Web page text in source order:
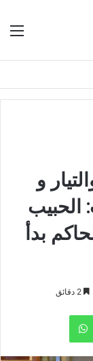
و
الحبيب
بدأ
واتساب